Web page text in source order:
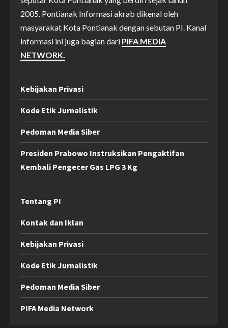
2005. Pontianak Informasi akrab dikenal oleh
masyarakat Kota Pontianak dengan sebutan PI. Kanal
informasi ini juga bagian dari PIFA MEDIA
NETWORK.
Kebijakan Privasi
Kode Etik Jurnalistik
Pedoman Media Siber
Presiden Prabowo Instruksikan Pengaktifan
Kembali Pengecer Gas LPG 3 Kg
Tentang PI
Kontak dan Iklan
Kebijakan Privasi
Kode Etik Jurnalistik
Pedoman Media Siber
PIFA Media Network